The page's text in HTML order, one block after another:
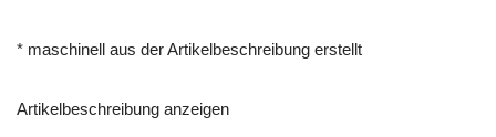
* maschinell aus der Artikelbeschreibung erstellt
Artikelbeschreibung anzeigen